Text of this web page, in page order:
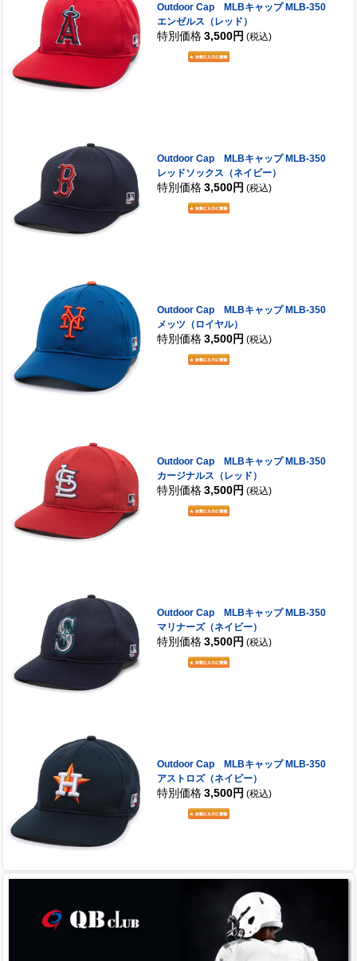
Outdoor Cap MLBキャップ MLB-350
エンゼルス（レッド）
特別価格 3,500円 (税込)
Outdoor Cap MLBキャップ MLB-350
レッドソックス（ネイビー）
特別価格 3,500円 (税込)
Outdoor Cap MLBキャップ MLB-350
メッツ（ロイヤル）
特別価格 3,500円 (税込)
Outdoor Cap MLBキャップ MLB-350
カージナルス（レッド）
特別価格 3,500円 (税込)
Outdoor Cap MLBキャップ MLB-350
マリナーズ（ネイビー）
特別価格 3,500円 (税込)
Outdoor Cap MLBキャップ MLB-350
アストロズ（ネイビー）
特別価格 3,500円 (税込)